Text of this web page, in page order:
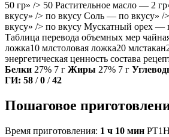
50 гр» /> 50 Растительное масло — 2
вкусу» /> по вкусу Соль — по вкусу»
вкусу» /> по вкусу Мускатный орех —
Таблица перевода объемных мер
ложка10 млстоловая ложка20
энергетическая ценность состава
Белки 27% 7 г Жиры 27% 7 г
ГИ: 58 /0 /42
Пошаговое
Время приготовления: 1 ч 10 мин